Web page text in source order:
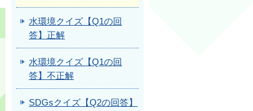
水環境クイズ【Q1の回
答】正解
水環境クイズ【Q1の回
答】不正解
SDGsクイズ【Q2の回答】